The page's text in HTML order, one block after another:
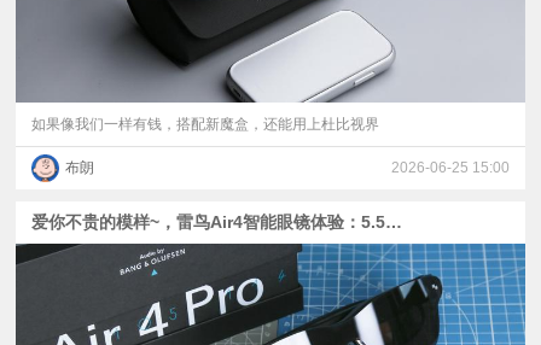
讯
评
测
如果像我们一样有钱，搭配新魔盒，还能用上杜比视界
布朗 2026-06-25 15:00
爱你不贵的模样~，雷鸟Air4智能眼镜体验：5.5代Micro-OLED屏、首发AI HDR、B&O联调的四扬声器